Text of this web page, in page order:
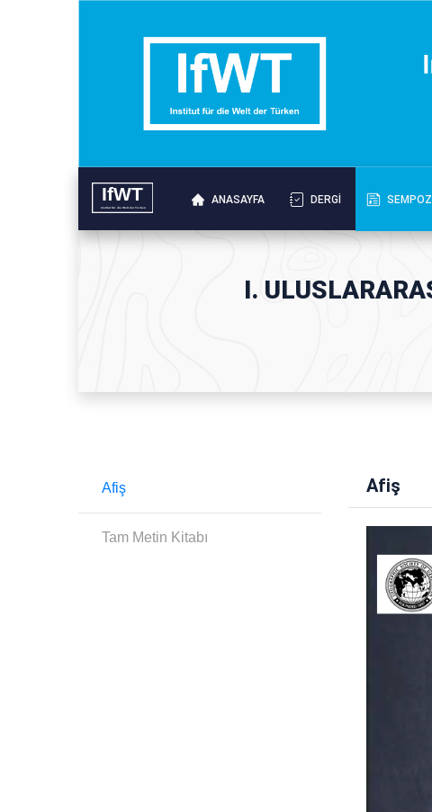
ANASAYFA DERGI
I.
Afiş
Tam Metin Kitabı
Afiş